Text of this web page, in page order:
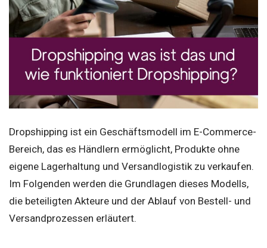
Dropshipping ist ein Geschäftsmodell im E-Commerce-
Bereich, das es Händlern ermöglicht, Produkte ohne
eigene Lagerhaltung und Versandlogistik zu verkaufen.
Im Folgenden werden die Grundlagen dieses Modells,
die beteiligten Akteure und der Ablauf von Bestell- und
Versandprozessen erläutert.